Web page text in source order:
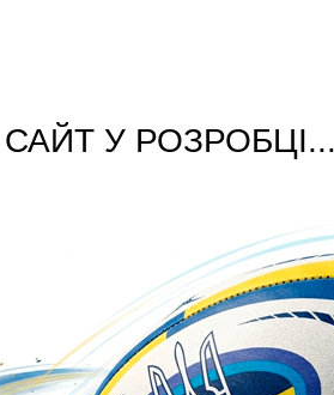
САЙТ У РОЗРОБЦІ...